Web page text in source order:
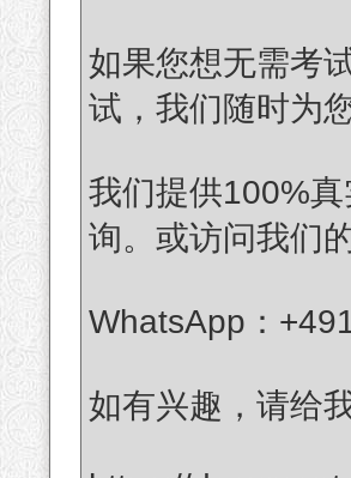
如果您想无需考
试，我们随时为
我们提供100%
询。或访问我们
WhatsApp：
如有兴趣，请给